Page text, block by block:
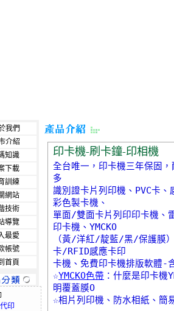
我們
介紹
知識
下載
訓練
網站
技術
導覽
最愛
帳號
首頁
印
印卡機-刷卡鐘-印相機
全台唯一，印卡機三年保固
多
識別證卡片列印機、PVC卡
彩色製卡機、
單面/雙面卡片列印印卡機、
印卡機、YMCKO
（黃∕洋紅∕靛藍∕黑∕保護
卡/RFID感應卡印
卡機、免費印卡機排版軟體-
☆YMCKO色帶 ：什麼是印卡機
明覆蓋膜O
☆相片列印機、防水相紙、簡